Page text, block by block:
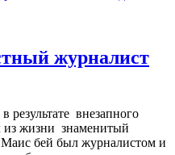
журналист
результате внезапного
из жизни знаменитый
бей был журналистом и